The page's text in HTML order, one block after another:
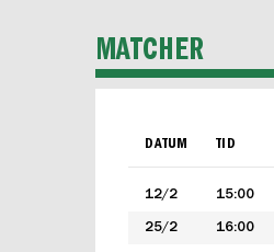
MATCHER
DATUM TID
12/2 15:00
25/2 16:00